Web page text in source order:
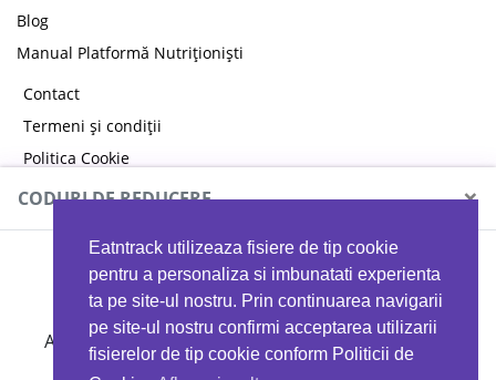
Eatntrack utilizeaza fisiere de tip cookie
pentru a personaliza si imbunatati experienta
ta pe site-ul nostru. Prin continuarea navigarii
pe site-ul nostru confirmi acceptarea utilizarii
fisierelor de tip cookie conform Politicii de
Blog
Manual Platformă Nutriționiști
Contact
Termeni și condiții
Politica Cookie
Politica de confidențialitate
CODURI DE REDUCERE ×
MYPROTEIN
Ai 40%reducere la orice comandă folosind codul
EATTRACK